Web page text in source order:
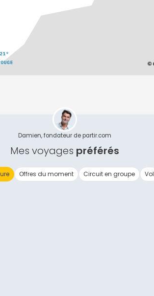
Damien, fondateur de partir.com
Mes voyages préférés
Offres du moment Circuit en groupe Vol
ou connectez-vous par mail